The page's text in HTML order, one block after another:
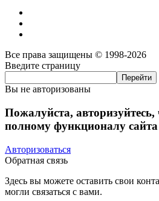
Все права защищены © 1998-2026
Введите страницу
Вы не авторизованы
Пожалуйста, авторизуйтесь,
полному функционалу сайта
Авторизоваться
Обратная связь
Здесь вы можете оставить свои
могли связаться с вами.